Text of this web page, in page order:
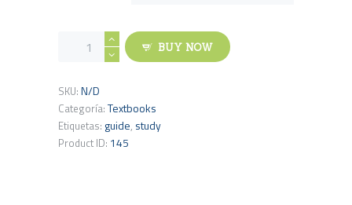
Workbook
BUY NOW
SKU: N/D
Categoría: Textbooks
Etiquetas: guide, study
Product ID: 145